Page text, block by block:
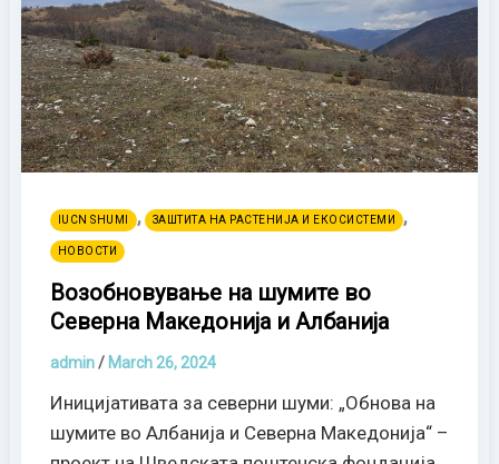
IUCN SHUMI , ЗАШТИТА НА РАСТЕНИЈА И ЕКОСИСТЕМИ ,
НОВОСТИ
Возобновување на шумите во
Северна Македонија и Албанија
admin/ March 26, 2024
Иницијативата за северни шуми: „Обнова на
шумите во Албанија и Северна Македонија“ –